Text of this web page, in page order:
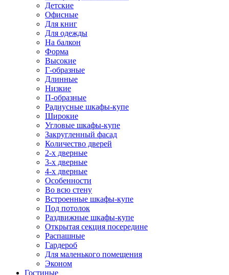
Детские
Офисные
Для книг
Для одежды
На балкон
Форма
Высокие
Г-образные
Длинные
Низкие
П-образные
Радиусные шкафы-купе
Широкие
Угловые шкафы-купе
Закругленный фасад
Количество дверей
2-х дверные
3-х дверные
4-х дверные
Особенности
Во всю стену
Встроенные шкафы-купе
Под потолок
Раздвижные шкафы-купе
Открытая секция посередине
Распашные
Гардероб
Для маленького помещения
Эконом
Гостиные